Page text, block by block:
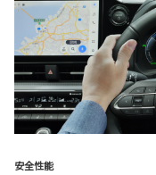
安全性能